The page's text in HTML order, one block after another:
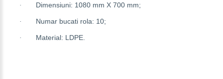
· Dimensiuni: 1080 mm X 700 mm;
· Numar bucati rola: 10;
· Material: LDPE.